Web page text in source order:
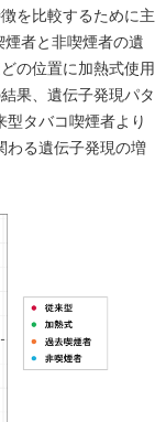
を比較するために主
者と非喫煙者の遺
の位置に加熱式使用
果、遺伝子発現パタ
タバコ喫煙者より
わる遺伝子発現の増